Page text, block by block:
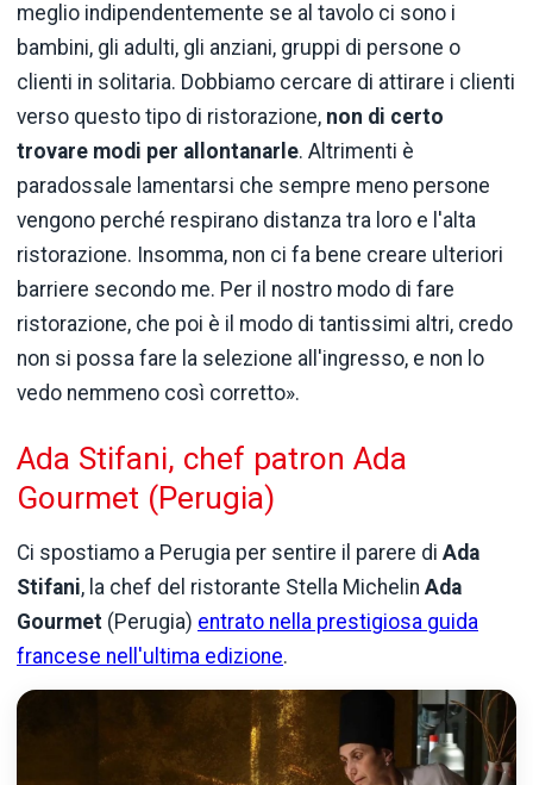
meglio indipendentemente se al tavolo ci sono i
bambini, gli adulti, gli anziani, gruppi di persone o
clienti in solitaria. Dobbiamo cercare di attirare i clienti
verso questo tipo di ristorazione, non di certo
trovare modi per allontanarle. Altrimenti è
paradossale lamentarsi che sempre meno persone
vengono perché respirano distanza tra loro e l'alta
ristorazione. Insomma, non ci fa bene creare ulteriori
barriere secondo me. Per il nostro modo di fare
ristorazione, che poi è il modo di tantissimi altri, credo
non si possa fare la selezione all'ingresso, e non lo
vedo nemmeno così corretto».
Ada Stifani, chef patron Ada
Gourmet (Perugia)
Ci spostiamo a Perugia per sentire il parere di Ada
Stifani, la chef del ristorante Stella Michelin Ada
Gourmet (Perugia) entrato nella prestigiosa guida
francese nell'ultima edizione.